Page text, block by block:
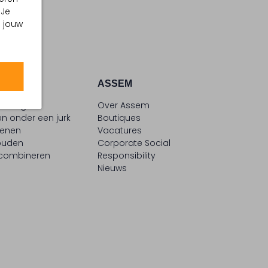
jouw
onder een jurk
ASSEM
Over Assem
Boutiques
Vacatures
Corporate Social
Responsibility
Nieuws